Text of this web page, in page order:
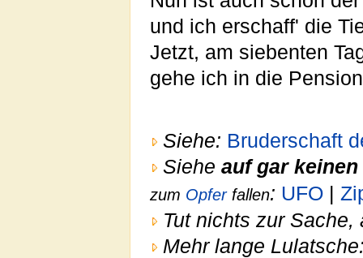
und ich erschaff' die
Jetzt, am siebenten
gehe ich in die Pension
Siehe: Bruderschaft
Siehe auf gar keinen
zum Opferfallen: UFO |
Tut nichts zur
Mehr lange